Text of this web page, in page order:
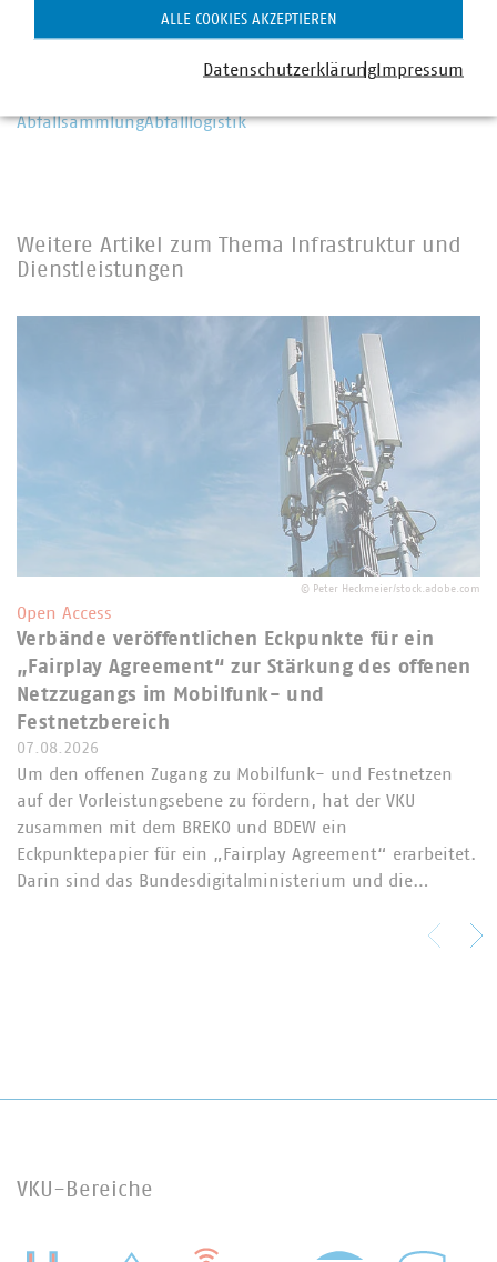
AbfallsammlungAbfalllogistik
Weitere Artikel zum Thema Infrastruktur und
Dienstleistungen
© Peter Heckmeier/stock.adobe.com
Open Access
Verbände veröffentlichen Eckpunkte für ein
„Fairplay Agreement“ zur Stärkung des offenen
Netzzugangs im Mobilfunk- und
Festnetzbereich
07.08.2026
Um den offenen Zugang zu Mobilfunk- und Festnetzen
auf der Vorleistungsebene zu fördern, hat der VKU
zusammen mit dem BREKO und BDEW ein
Eckpunktepapier für ein „Fairplay Agreement“ erarbeitet.
Darin sind das Bundesdigitalministerium und die…
VKU-Bereiche
ALLE COOKIES AKZEPTIEREN
DatenschutzerklärungImpressum